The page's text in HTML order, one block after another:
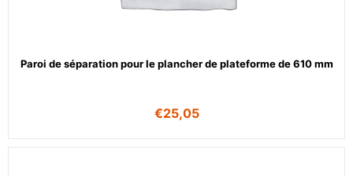
Paroi de séparation pour le plancher de plateforme de 610 mm
€25,05